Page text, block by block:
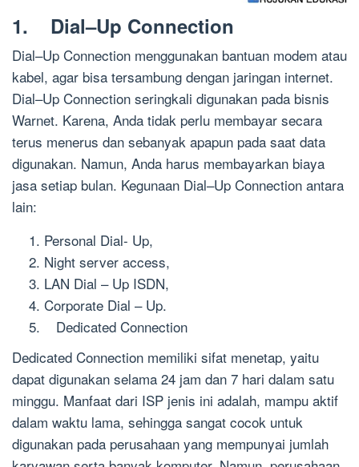
1. Dial–Up Connection
Dial–Up Connection menggunakan bantuan modem atau
kabel, agar bisa tersambung dengan jaringan internet.
Dial–Up Connection seringkali digunakan pada bisnis
Warnet. Karena, Anda tidak perlu membayar secara
terus menerus dan sebanyak apapun pada saat data
digunakan. Namun, Anda harus membayarkan biaya
jasa setiap bulan. Kegunaan Dial–Up Connection antara
lain:
Personal Dial- Up,
Night server access,
LAN Dial – Up ISDN,
Corporate Dial – Up.
Dedicated Connection
Dedicated Connection memiliki sifat menetap, yaitu
dapat digunakan selama 24 jam dan 7 hari dalam satu
minggu. Manfaat dari ISP jenis ini adalah, mampu aktif
dalam waktu lama, sehingga sangat cocok untuk
digunakan pada perusahaan yang mempunyai jumlah